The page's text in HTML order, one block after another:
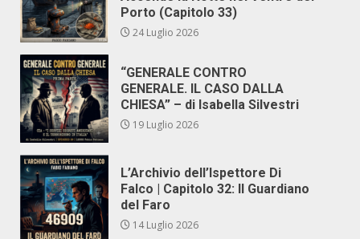
Porto (Capitolo 33)
24 Luglio 2026
“GENERALE CONTRO
GENERALE. IL CASO DALLA
CHIESA” – di Isabella Silvestri
19 Luglio 2026
L’Archivio dell’Ispettore Di
Falco | Capitolo 32: Il Guardiano
del Faro
14 Luglio 2026